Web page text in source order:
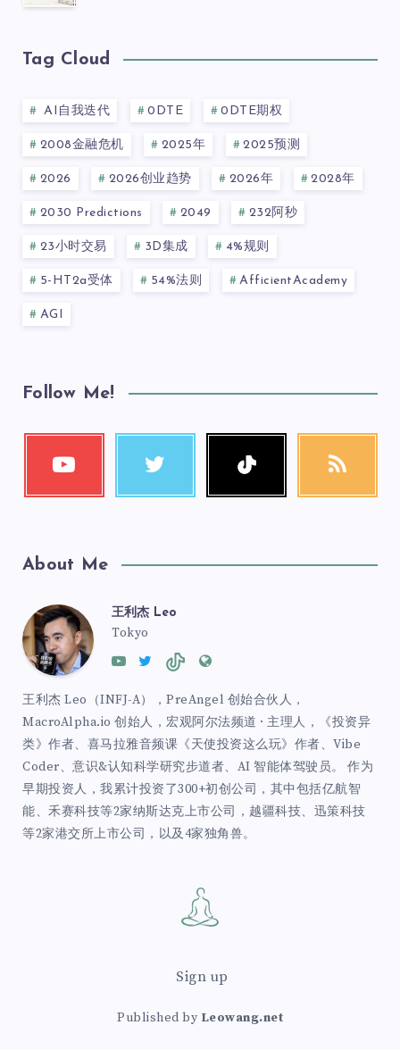
Tag Cloud
AI自我迭代 0DTE 0DTE期权
2008金融危机 2025年 2025预测
2026 2026创业趋势 2026年 2028年
2030 Predictions 2049 232阿秒
23小时交易 3D集成 4%规则
5-HT2a受体 54%法则 AfficientAcademy
AGI
Follow Me!
About Me
王利杰 Leo
Tokyo
王利杰 Leo（INFJ-A），PreAngel 创始合伙人，
MacroAlpha.io 创始人，宏观阿尔法频道 · 主理人，《投资异
类》作者、喜马拉雅音频课《天使投资这么玩》作者、Vibe
Coder、意识&认知科学研究步道者、AI 智能体驾驶员。 作为
早期投资人，我累计投资了300+初创公司，其中包括亿航智
能、禾赛科技等2家纳斯达克上市公司，越疆科技、迅策科技
等2家港交所上市公司，以及4家独角兽。
Sign up
Published by Leowang.net